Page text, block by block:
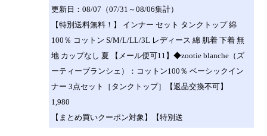
更新日：08/07（07/31～08/06集計）
【特別送料無料！】 インナー セット タンクトップ 綿
100％ コットン S/M/L/LL/3L レディース 綿 肌着 下着 無
地 カップなし 夏 【メール便可11】◆zootie blanche（ズ
ーティーブランシェ）：コットン100％ ベーシックイン
ナー 3点セット［タンクトップ］【返品交換不可】
1,980
【まとめ買いクーポン対象】【特別送